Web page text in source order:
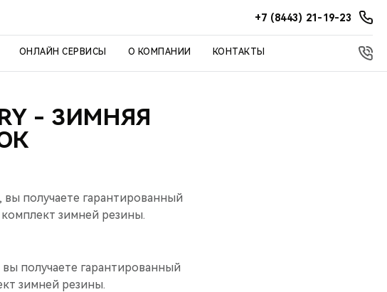
+7 (8443) 21-19-23
ОНЛАЙН СЕРВИСЫ О КОМПАНИИ КОНТАКТЫ
- ЗИМНЯЯ
получаете гарантированный
зимней резины.
получаете гарантированный
зимней резины.